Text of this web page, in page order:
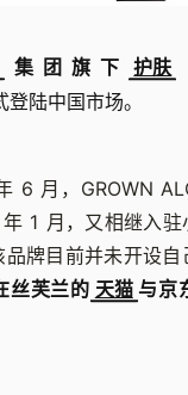
集团旗下 护肤
登陆中国市场。
6 月，GROWN
1 月，又相继入驻
牌目前并未开设
丝芙兰的 天猫 与京